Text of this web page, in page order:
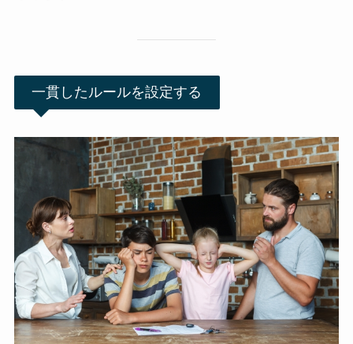
一貫したルールを設定する